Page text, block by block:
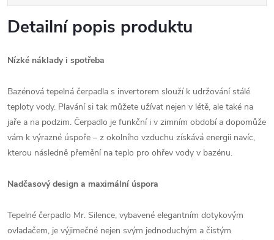
Detailní popis produktu
Nízké náklady i spotřeba
Bazénová tepelná čerpadla s invertorem slouží k udržování stálé
teploty vody. Plavání si tak můžete užívat nejen v létě, ale také na
jaře a na podzim. Čerpadlo je funkční i v zimním období a dopomůže
vám k výrazné úspoře – z okolního vzduchu získává energii navíc,
kterou následně přemění na teplo pro ohřev vody v bazénu.
Nadčasový design a maximální úspora
Tepelné čerpadlo Mr. Silence, vybavené elegantním dotykovým
ovladačem, je výjimečné nejen svým jednoduchým a čistým